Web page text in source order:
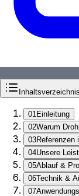
Inhaltsverzeichnis
01 Einleitung
02Warum
03Referenzen
04Unsere
05Ablauf &
06Technik &
07